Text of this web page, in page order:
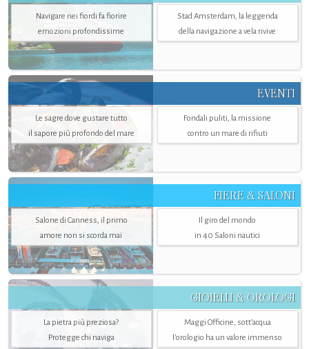
Navigare nei fiordi fa fiorire
emozioni profondissime
Stad Amsterdam, la leggenda
della navigazione a vela rivive
EVENTI
Le sagre dove gustare tutto
il sapore più profondo del mare
Fondali puliti, la missione
contro un mare di rifiuti
FIERE & SALONI
Salone di Canness, il primo
amore non si scorda mai
Il giro del mondo
in 40 Saloni nautici
GIOIELLI & OROLOGI
La pietra più preziosa?
Protegge chi naviga
Maggi Officine, sott’acqua
l'orologio ha un valore immenso